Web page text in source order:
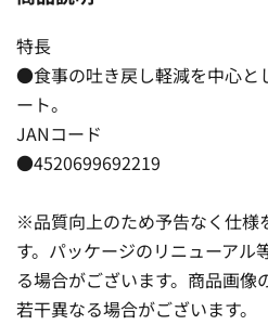
特長
●食事の吐き戻し軽減を中心と
ート。
JANコード
●4520699692219
※品質向上のため予告なく仕様
す。パッケージのリニューアル
る場合がございます。商品画像
若干異なる場合がございます。